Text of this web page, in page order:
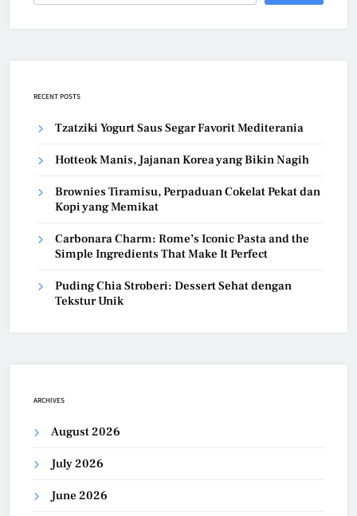
RECENT POSTS
Tzatziki Yogurt Saus Segar Favorit Mediterania
Hotteok Manis, Jajanan Korea yang Bikin Nagih
Brownies Tiramisu, Perpaduan Cokelat Pekat dan
Kopi yang Memikat
Carbonara Charm: Rome’s Iconic Pasta and the
Simple Ingredients That Make It Perfect
Puding Chia Stroberi: Dessert Sehat dengan
Tekstur Unik
ARCHIVES
August 2026
July 2026
June 2026